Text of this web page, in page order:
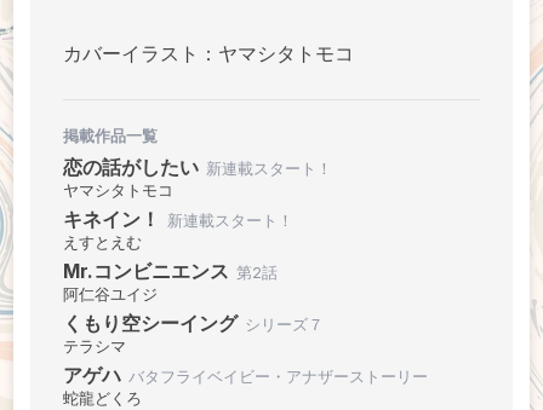
カバーイラスト：ヤマシタトモコ
掲載作品一覧
恋の話がしたい 新連載スタート！
ヤマシタトモコ
キネイン！
新連載スタート！
えすとえむ
Mr.コンビニエンス 第2話
阿仁谷ユイジ
くもり空シーイング シリーズ７
テラシマ
アゲハ バタフライベイビー・アナザーストーリー
蛇龍どくろ